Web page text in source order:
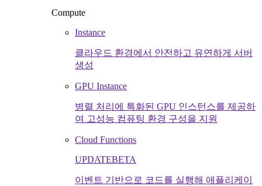
Compute
Instance
클라우드 환경에서 안전하고 유연하게 서버
생성
GPU Instance
병렬 처리에 특화된 GPU 인스턴스를 제공하
여 고성능 컴퓨팅 환경 구성을 지원
Cloud Functions
UPDATEBETA
이벤트 기반으로 코드를 실행해 애플리케이